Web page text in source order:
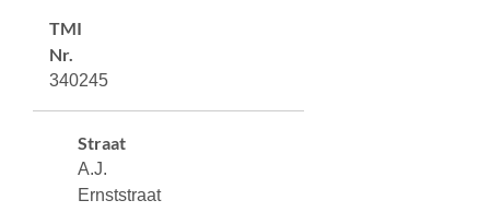
TMI
Nr.
340245
Straat
A.J.
Ernststraat